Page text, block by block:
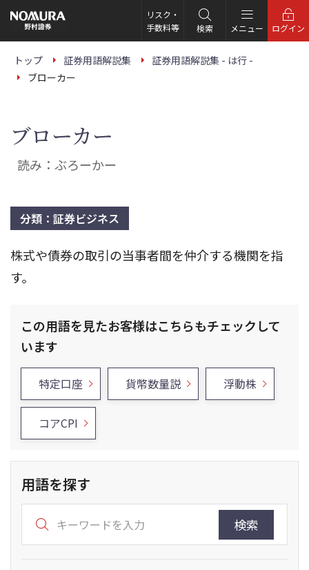
の
ー
リスク・
手数料等
検索 メニュー ログイン
トップ 証券用語解説集
証券用語解説集 - は行 -
ブローカー
ブローカー
読み：ぶろーかー
分類：証券ビジネス
株式や債券の取引の当事者間を仲介する機関を指
す。
この用語を見たお客様はこちらもチェックして
います
特定口座 貨幣数量説 浮動株
コアCPI
用語を探す
検索